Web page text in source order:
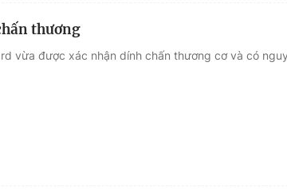
thương
vừa được xác nhận dính chấn thương cơ và có